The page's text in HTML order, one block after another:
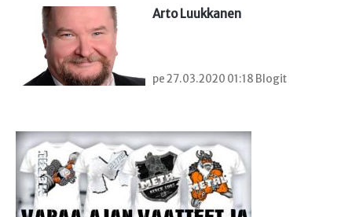
Arto Luukkanen
pe 27.03.2020 01:18 Blogit